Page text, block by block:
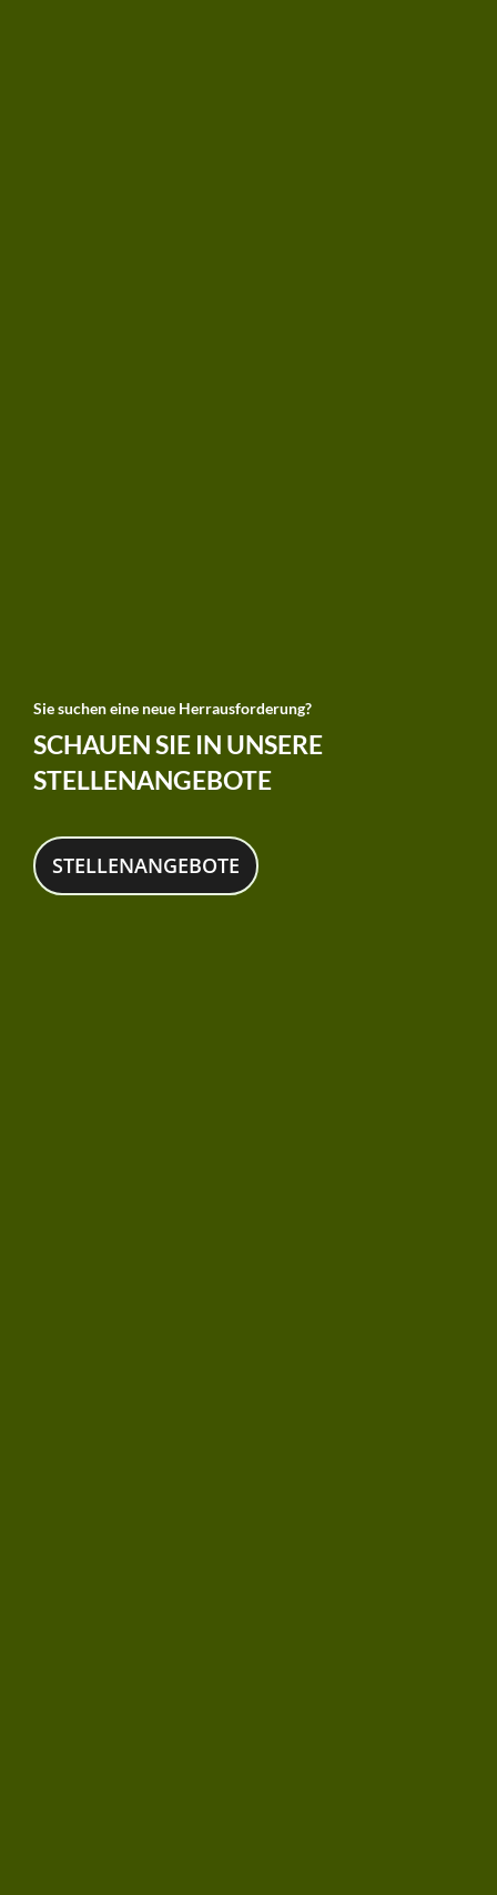
Sie suchen eine neue Herrausforderung?
SCHAUEN SIE IN UNSERE
STELLENANGEBOTE
STELLENANGEBOTE